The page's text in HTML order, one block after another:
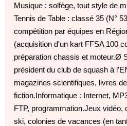
Musique : solfège, tout style de
Tennis de Table : classé 35 (N°
compétition par équipes en
(acquisition d'un kart FFSA 100
préparation chassis et moteur.Ø
président du club de squash à
magazines scientifiques, livres
fiction.Informatique : Internet,
FTP, programmation.Jeux vidéo,
ski, colonies de vacances (en